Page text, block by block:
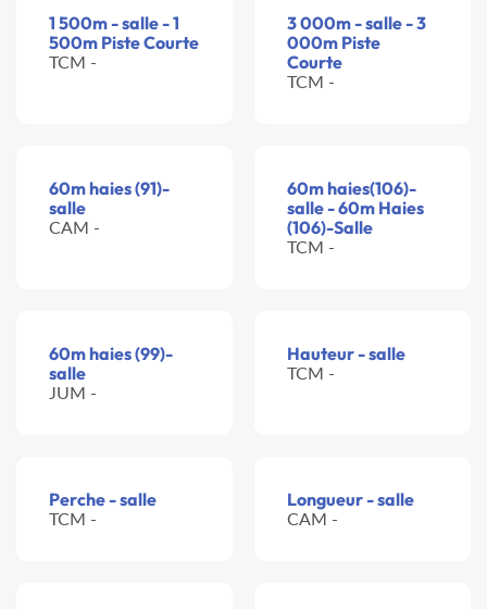
1 500m - salle - 1
500m Piste Courte
TCM -
3 000m - salle - 3
000m Piste
Courte
TCM -
60m haies (91)-
salle
CAM -
60m haies(106)-
salle - 60m Haies
(106)-Salle
TCM -
60m haies (99)-
salle
JUM -
Hauteur - salle
TCM -
Perche - salle
TCM -
Longueur - salle
CAM -